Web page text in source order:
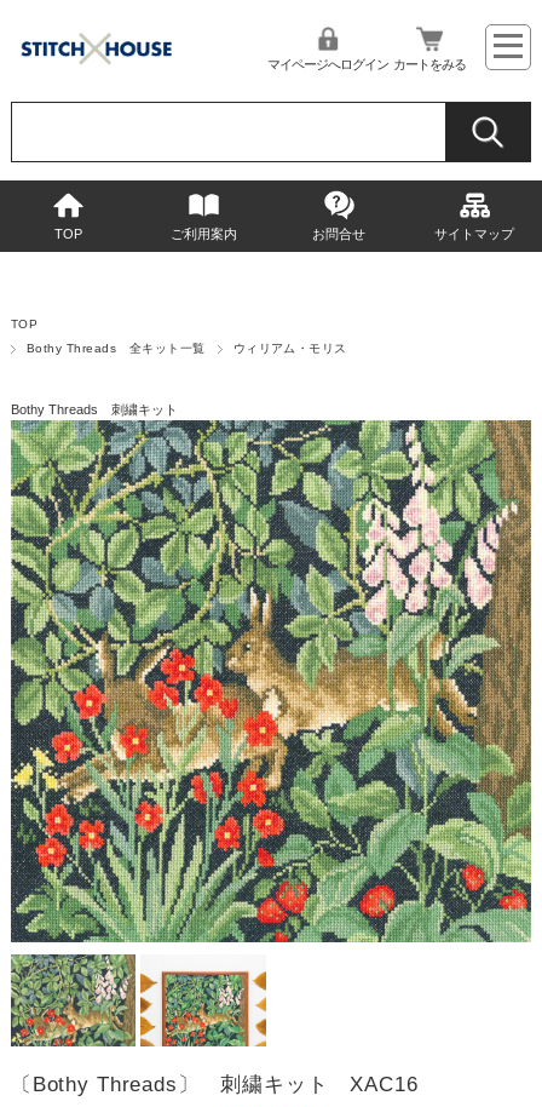
マイページへログイン カートをみる
TOP ご利用案内 お問合せ サイトマップ
TOP
Bothy Threads 全キット一覧
ウィリアム・モリス
Bothy Threads 刺繍キット
〔Bothy Threads〕 刺繍キット XAC16